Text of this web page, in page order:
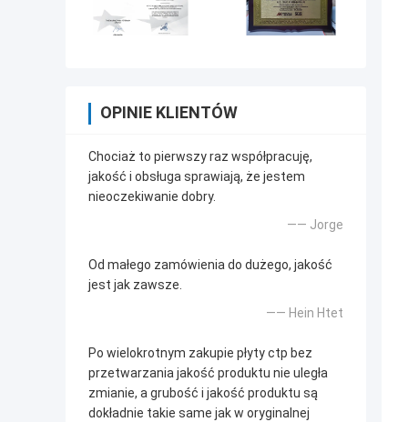
OPINIE KLIENTÓW
Chociaż to pierwszy raz współpracuję,
jakość i obsługa sprawiają, że jestem
nieoczekiwanie dobry.
—— Jorge
Od małego zamówienia do dużego, jakość
jest jak zawsze.
—— Hein Htet
Po wielokrotnym zakupie płyty ctp bez
przetwarzania jakość produktu nie uległa
zmianie, a grubość i jakość produktu są
dokładnie takie same jak w oryginalnej